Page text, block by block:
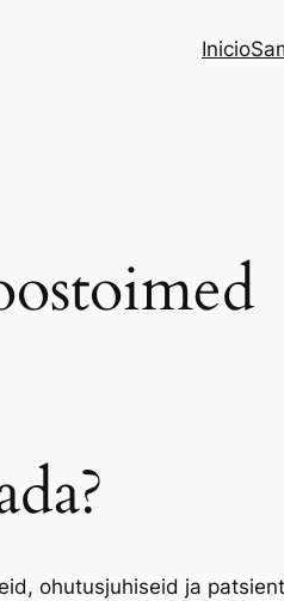
Inicio
ohutusjuhiseid ja